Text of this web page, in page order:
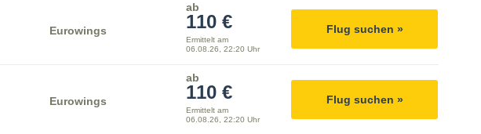
Eurowings
ab
110 €
Ermittelt am
06.08.26, 22:20 Uhr
Flug suchen »
Eurowings
ab
110 €
Ermittelt am
06.08.26, 22:20 Uhr
Flug suchen »